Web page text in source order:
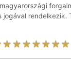
jogával rendelkezik.